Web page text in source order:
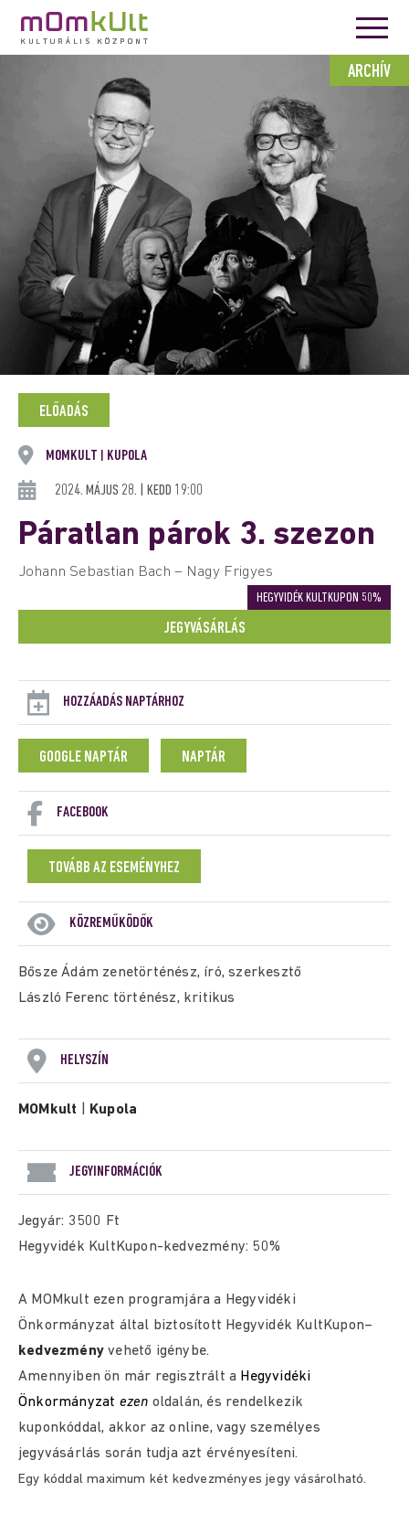
ARCHÍV
ELŐADÁS
MOMKULT KUPOLA
2024. MÁJUS 28. | KEDD 19:00
Páratlan párok 3. szezon
Johann Sebastian Bach – Nagy Frigyes
HEGYVIDÉK KULTKUPON 50%
JEGYVÁSÁRLÁS
HOZZÁADÁS NAPTÁRHOZ
GOOGLE NAPTÁR NAPTÁR
FACEBOOK
TOVÁBB AZ ESEMÉNYHEZ
KÖZREMŰKÖDŐK
Bősze Ádám zenetörténész, író, szerkesztő
László Ferenc történész, kritikus
HELYSZÍN
MOMkult Kupola
JEGYINFORMÁCIÓK
Jegyár: 3500 Ft
Hegyvidék KultKupon-kedvezmény: 50%
A MOMkult ezen programjára a Hegyvidéki
Önkormányzat által biztosított Hegyvidék KultKupon–
kedvezmény vehető igénybe.
Amennyiben ön már regisztrált a Hegyvidéki
Önkormányzat ezen oldalán, és rendelkezik
kuponkóddal, akkor az online, vagy személyes
jegyvásárlás során tudja azt érvényesíteni.
Egy kóddal maximum két kedvezményes jegy vásárolható.